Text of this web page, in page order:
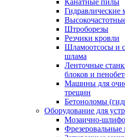
Канатные пилы
Гидравлические
Штроборезы
Резчики кровли
Шламоотсосы и
шлама
Ленточные
блоков и
Машины для
трещин
Бетоноломы
Оборудование для
Мозаично-